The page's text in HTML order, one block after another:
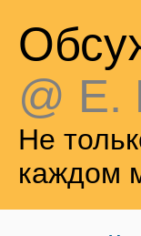
@ Е.
Не
каждом